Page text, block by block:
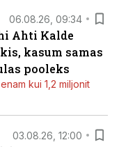
06.08.26, 09:34
Ahti Kalde
kasum samas
pooleks
kui 1,2 miljonit
03.08.26, 12:00